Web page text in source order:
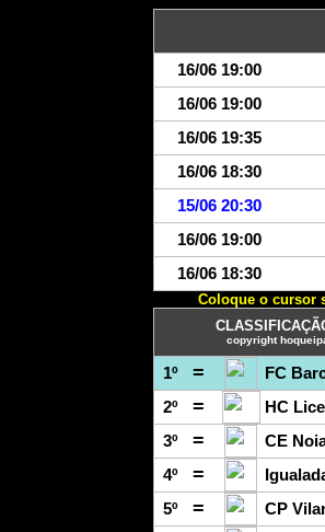
16/06 19:00
16/06 19:00
16/06 19:35
16/06 18:30
15/06 20:30
16/06 19:00
16/06 18:30
Coloque o cursor
copyright
1º = FC
2º
= HC
3º
= CE
4º
=
5º
= CP